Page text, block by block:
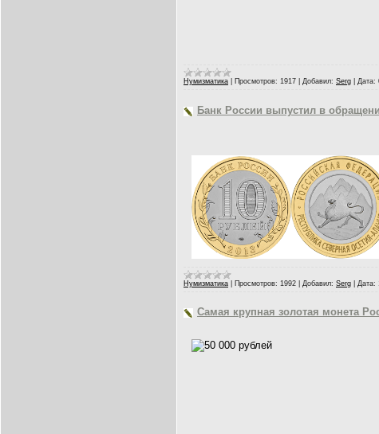
Нумизматика Просмотров: 1917 Добавил: Serg Дата:
Банк России выпустил в
Нумизматика Просмотров: 1992 Добавил: Serg Дата:
Самая крупная золотая монета